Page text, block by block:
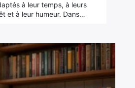
à leur temps, à leurs
et à leur humeur. Dans…